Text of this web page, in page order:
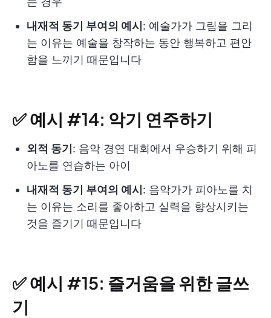
내재적 동기 부여의 예시 : 예술가가 그림을 그리
는 이유는 예술을 창작하는 동안 행복하고 편안
함을 느끼기 때문입니다
✅ 예시 #14: 악기 연주하기
외적 동기 : 음악 경연 대회에서 우승하기 위해 피
아노를 연습하는 아이
내재적 동기 부여의 예시 : 음악가가 피아노를 치
는 이유는 소리를 좋아하고 실력을 향상시키는
것을 즐기기 때문입니다
✅ 예시 #15: 즐거움을 위한 글쓰
기